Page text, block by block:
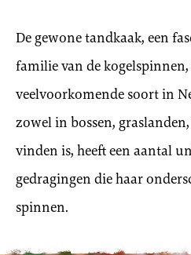
De gewone tandkaak, een
familie van de kogelspinnen,
veelvoorkomende soort in
zowel in bossen,
vinden is, heeft een aantal
gedragingen die haar
spinnen.